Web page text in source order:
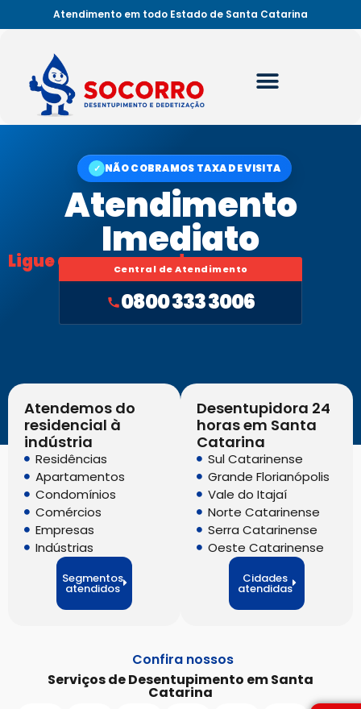
Atendimento em todo Estado de Santa Catarina
✓ NÃO COBRAMOS TAXA DE VISITA
Atendimento
Imediato
Ligue agora mesmo!
Central de Atendimento
0800 333 3006
Atendemos do
residencial à
indústria
Residências
Apartamentos
Condomínios
Comércios
Empresas
Indústrias
Segmentos
atendidos
Desentupidora 24
horas em Santa
Catarina
Sul Catarinense
Grande Florianópolis
Vale do Itajaí
Norte Catarinense
Serra Catarinense
Oeste Catarinense
Cidades
atendidas
Confira nossos
Serviços de Desentupimento em Santa
Catarina